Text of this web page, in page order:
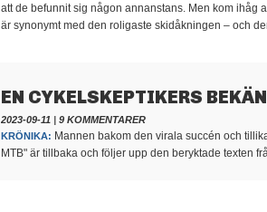
att de befunnit sig någon annanstans. Men kom ihåg
är synonymt med den roligaste skidåkningen – och
EN CYKELSKEPTIKERS
2023-09-11 | 9 KOMMENTARER
KRÖNIKA: Mannen bakom den virala succén och
MTB" är tillbaka och följer upp den beryktade texten